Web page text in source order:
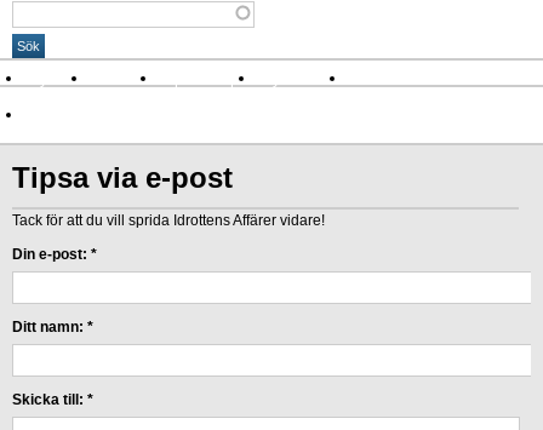
Nyheter Krönikor Sport & spel Nyhetsbrev
Tipsa via e-post
Tack för att du vill sprida Idrottens Affärer vidare!
Din e-post: *
Ditt namn: *
Skicka till: *